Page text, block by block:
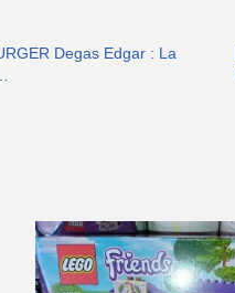
Degas Edgar : La